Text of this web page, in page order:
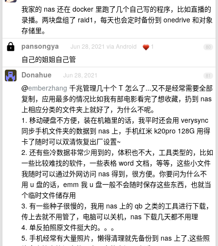
我家的 nas 还在 docker 里跑了几个自己写的程序，比如直播的
录播。两块盘组了 raid1，每天也会定时备份到 onedrive 和对象
存储里。
80
pansongya Jun 28, 2021 via Android 1
自己的姐姐自己管
81
Donahue Jun 28, 2021
@emberzhang 千兆管理几十个 T 怎么了...又不是经常需要全部
复制，应用最多的情况比如我有部电影看完了想收藏，扔到 nas
上相应分类的文件夹上就好了，为什么不呢。
1. 移动硬盘不方便，装在机箱里的话，我平时还会用 verysync
同步手机文件夹的数据到 nas 上，手机红米 k20pro 128G 用得
卡了随时可以双清恢复出厂设置~
2. 还有些冷数据非常少用到的，体积也不大，工具类型的，比如
一些比较难找的软件，一些表格 word 文档，等等，这些小文件
我随时可以通过外网访问 nas 得到，很方便。你要问为什么不
用 u 盘的话，emm 我 u 盘一般不会随时保存这些东西，也就当
个临时文件储存用
3. 有一些种子很慢的，我用 nas 上的 qb 之类的工具进行下载，
传上去就不用管了，电脑可以关机，nas 下载几天都不用理
4. 单反拍照原文件挺大的。。。
5. 手机经常有大量照片，懒得清理就先备份到 nas 上了,这些照